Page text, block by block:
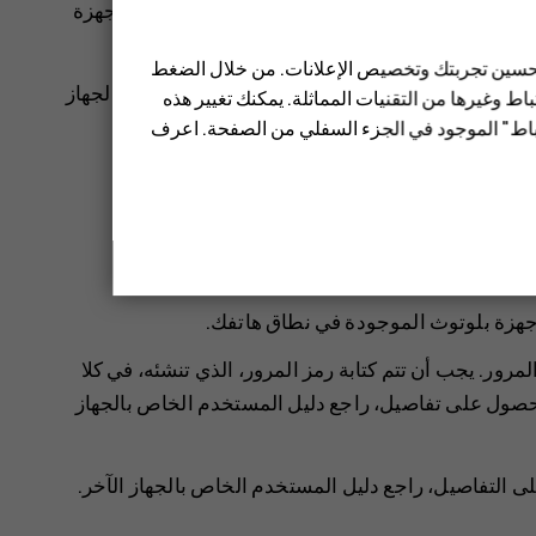
إلى صديقك، استخدم بلوتوث لإرسالها إلى الأجهزة
سبيل المثال، لا يزال بإمكانك إرسال الأشياء لجهاز
بلوتوث الموجودة في نطاق هاتفك.
يجب أن تتم كتابة رمز المرور، الذي تنشئه، في كلا
على تفاصيل، راجع دليل المستخدم الخاص بالجهاز
التفاصيل، راجع دليل المستخدم الخاص بالجهاز الآخر.
تحسين تجربتك وتخصيص الإعلانات. من خلال الضغط
وغيرها من التقنيات المماثلة. يمكنك تغيير هذه
الموجود في الجزء السفلي من الصفحة. اعرف